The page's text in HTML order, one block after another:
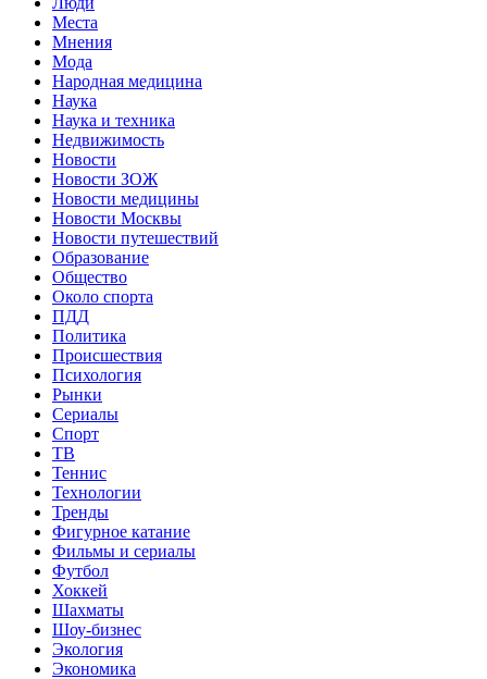
Места
Мнения
Мода
Народная медицина
Наука
Наука и техника
Недвижимость
Новости
Новости ЗОЖ
Новости медицины
Новости Москвы
Новости путешествий
Образование
Общество
Около спорта
ПДД
Политика
Происшествия
Психология
Рынки
Сериалы
Спорт
ТВ
Теннис
Технологии
Тренды
Фигурное катание
Фильмы и сериалы
Футбол
Хоккей
Шахматы
Шоу-бизнес
Экология
Экономика